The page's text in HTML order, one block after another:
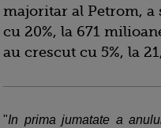
majoritar al Petrom,
cu 20%, la 671
au crescut cu 5%, la
"In prima jumatate a